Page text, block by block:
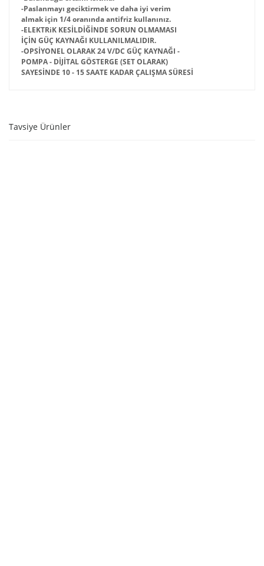
-Paslanmayı geciktirmek ve daha iyi verim
almak için 1/4 oranında antifriz kullanınız.
-ELEKTRiK KESİLDİĞİNDE SORUN OLMAMASI
İÇİN GÜÇ KAYNAĞI KULLANILMALIDIR.
-OPSİYONEL OLARAK 24 V/DC GÜÇ KAYNAĞI -
POMPA - DİJİTAL GÖSTERGE (SET OLARAK)
SAYESİNDE 10 - 15 SAATE KADAR ÇALIŞMA SÜRESİ
Tavsiye Ürünler